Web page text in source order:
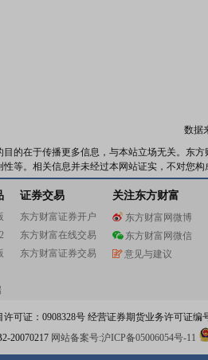
数据
目的在于传播更多信息，与本站立场无关。东
等。相关信息并未经过本网站证实，不对您
证券交易
东方财富证券开户
东方财富在线交易
东方财富证券交易
关注东方财富
东方财富网微博
东方财富网微信
意见与建议
可证：0908328号 经营证券期货业务许可证编
20070217 网站备案号:沪ICP备05006054号-11